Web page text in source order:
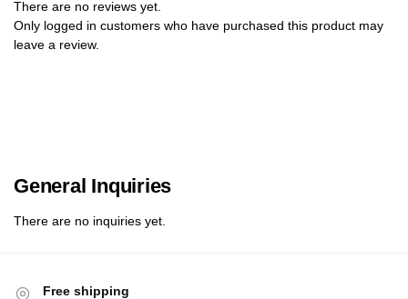
There are no reviews yet.
Only logged in customers who have purchased this product may
leave a review.
General Inquiries
There are no inquiries yet.
Free shipping